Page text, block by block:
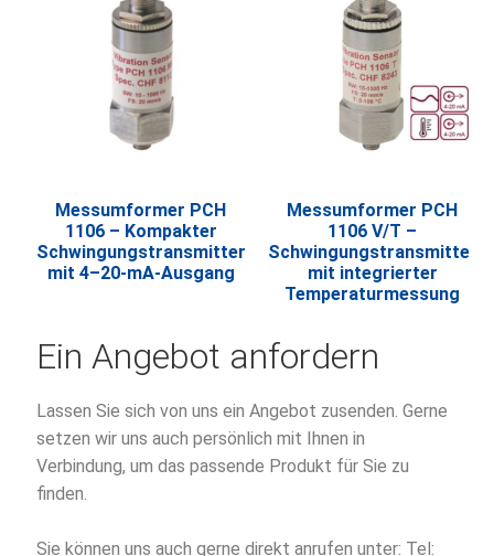
Messumformer PCH
1106 – Kompakter
Schwingungstransmitter
mit 4–20-mA-Ausgang
Messumformer PCH
1106 V/T –
Schwingungstransmitter
mit integrierter
Temperaturmessung
Ein Angebot anfordern
Lassen Sie sich von uns ein Angebot zusenden. Gerne
setzen wir uns auch persönlich mit Ihnen in
Verbindung, um das passende Produkt für Sie zu
finden.
Sie können uns auch gerne direkt anrufen unter: Tel: